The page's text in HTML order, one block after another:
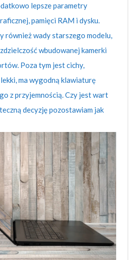
lepsze parametry
pamięci RAM i dysku.
również wady starszego modelu,
wbudowanej kamerki
Poza tym jest cichy,
ma wygodną klawiaturę
z przyjemnością. Czy jest wart
decyzję pozostawiam jak